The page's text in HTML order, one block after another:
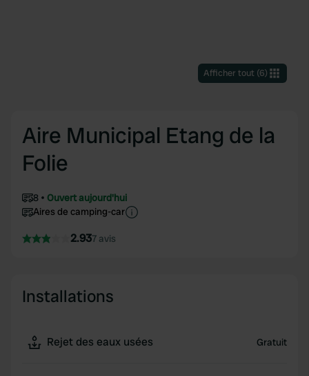
Afficher tout(6)
Aire Municipal Etang de la
Folie
8
Ouvert aujourd'hui
Aires de camping-car
2.937 avis
Installations
Rejet des eaux usées Gratuit